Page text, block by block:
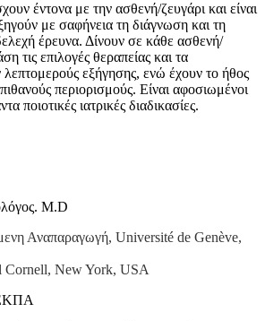
έντονα με την ασθενή/ζευγάρι και είναι
με σαφήνεια τη διάγνωση και τη
έρευνα. Δίνουν σε κάθε ασθενή/
τις επιλογές θεραπείας και τα
λεπτομερούς εξήγησης, ενώ έχουν το ήθος
περιορισμούς. Είναι αφοσιωμένοι
ποιοτικές ιατρικές διαδικασίες.
M.D
Αναπαραγωγή, Université de Genève,
Cornell, New York, USA